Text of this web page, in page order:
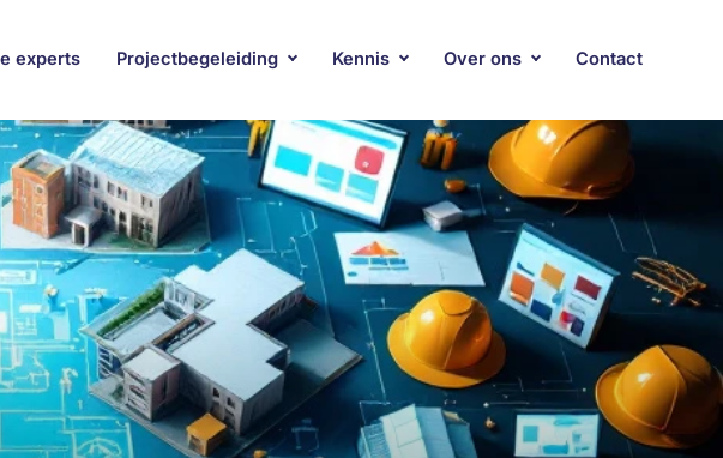
experts Projectbegeleiding Kennis Over ons Contact